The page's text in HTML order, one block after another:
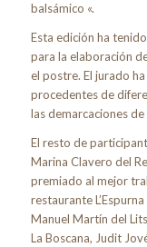
balsámico «.
Esta edición ha
para la elaboración
el postre. El jurado
procedentes de
las demarcaciones
El resto de
Marina Clavero del
premiado al mejor
restaurante
Manuel Martín del
La Boscana, Judit